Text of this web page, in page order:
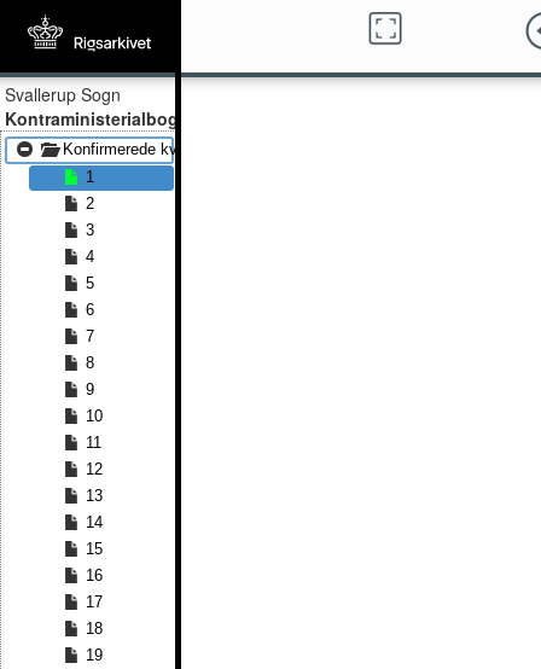
Svallerup Sogn
Kontraministerialbog
Konfirmerede kvinder 1814 - Konfirmerede kvinder 1838
1
2
3
4
5
6
7
8
9
10
11
12
13
14
15
16
17
18
19